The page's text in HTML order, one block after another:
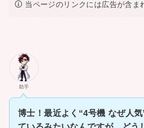
当ページのリンクには広告が含ま
助手
博士！最近よく“4号機 なぜ人